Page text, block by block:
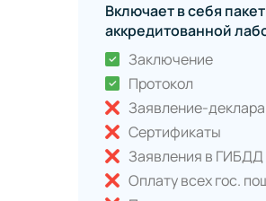
Включает в себя
аккредитованной
Заключение
Протокол
Заявление-
Сертификаты
Заявления в ГИБДД
Оплату всех гос.